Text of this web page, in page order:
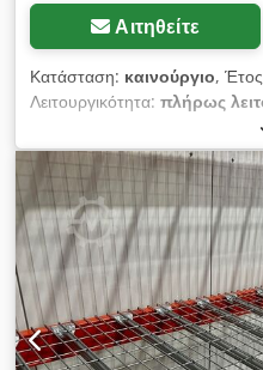
συμπεριλαμβανομένης της
Δημοπρασία με προμήθεια:
λογαριασμό πελατών. Οι
από το δικό μας προσωπικό:
γραφείου, επιθεώρηση,
εφοδιαστική,
σας ενδιαφέρονται ράφια
ράφι βαρέων φορτίων με
ραφιών βαρέων φορτίων,
Επικοινωνήστε μαζί μας για
Αιτηθείτε
Κατάσταση: καινούργιο,
Λειτουργικότητα: πλήρως
τμήμα αποθήκευσης:2.050
συνολικό ύψος: 4.000 χιλ. ,
2.700 χιλ., ύψος ραφιού:
7, καθαρό άνοιγμα:2.700 χιλ.,
ύψος πλαισίου:4.000 χιλ.
,
2.050 κιλ , Σύστημα
διαστημάτων Ύψος 4 μ., με 2
(ελεύθερο άνοιγμα 2700)
(RM4011) 280 αγκύρια